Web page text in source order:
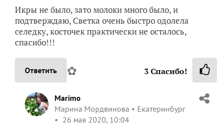
Икры не было, зато молоки много было, и
подтверждаю, Светка очень быстро одолела
селедку, косточек практически не осталось,
спасибо!!!
Ответить ✿ 3Спасибо!
Marimo
Марина Мордвинова
Екатеринбург
26 мая 2020, 10:04